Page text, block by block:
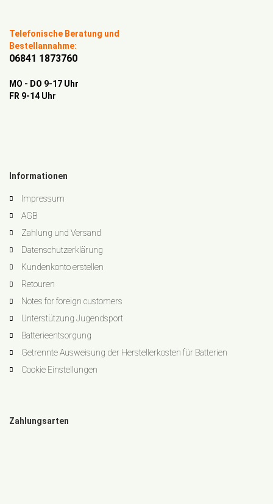
Telefonische Beratung und
Bestellannahme:
06841 1873760
MO - DO 9-17 Uhr
FR 9-14 Uhr
Informationen
Impressum
AGB
Zahlung und Versand
Datenschutzerklärung
Kundenkonto erstellen
Retouren
Notes for foreign customers
Unterstützung Jugendsport
Batterieentsorgung
Getrennte Ausweisung der Herstellerkosten für Batterien
Cookie Einstellungen
Zahlungsarten